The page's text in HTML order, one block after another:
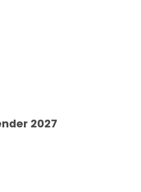
2027